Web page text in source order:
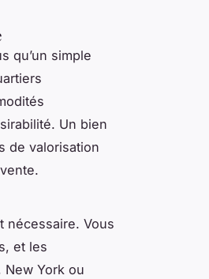
qu’un simple
Un bien
de valorisation
nécessaire. Vous
et les
York ou